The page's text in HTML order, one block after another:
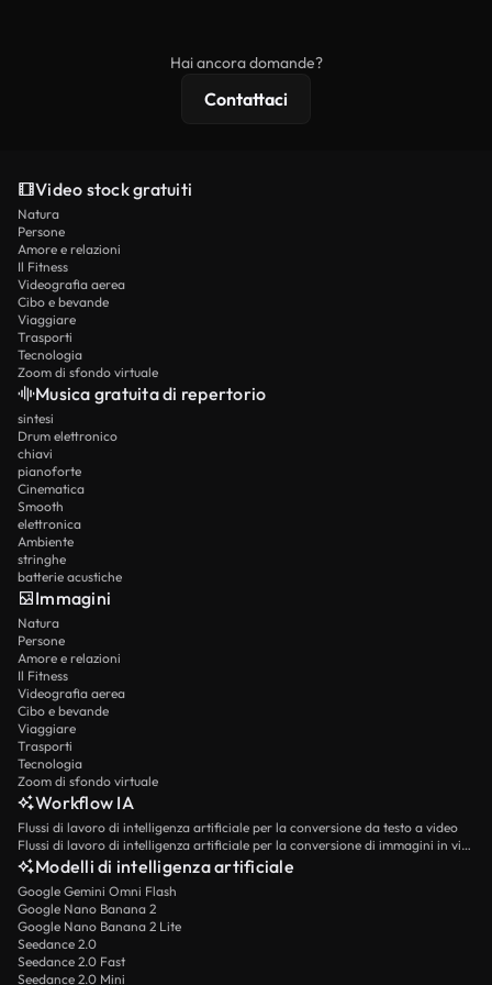
Hai ancora domande?
Contattaci
Video stock gratuiti
Natura
Persone
Amore e relazioni
Il Fitness
Videografia aerea
Cibo e bevande
Viaggiare
Trasporti
Tecnologia
Zoom di sfondo virtuale
Musica gratuita di repertorio
sintesi
Drum elettronico
chiavi
pianoforte
Cinematica
Smooth
elettronica
Ambiente
stringhe
batterie acustiche
Immagini
Natura
Persone
Amore e relazioni
Il Fitness
Videografia aerea
Cibo e bevande
Viaggiare
Trasporti
Tecnologia
Zoom di sfondo virtuale
Workflow IA
Flussi di lavoro di intelligenza artificiale per la conversione da testo a video
Flussi di lavoro di intelligenza artificiale per la conversione di immagini in video
Modelli di intelligenza artificiale
Google Gemini Omni Flash
Google Nano Banana 2
Google Nano Banana 2 Lite
Seedance 2.0
Seedance 2.0 Fast
Seedance 2.0 Mini